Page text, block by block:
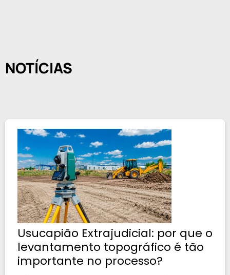
NOTÍCIAS
Usucapião Extrajudicial: por que o
levantamento topográfico é tão
importante no processo?